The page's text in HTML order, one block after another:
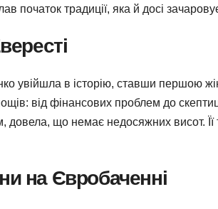
початок традиції, яка й досі
увійшла в історію, ставши першою
від фінансових проблем до
довела, що немає недосяжних висот.
на Євробаченні